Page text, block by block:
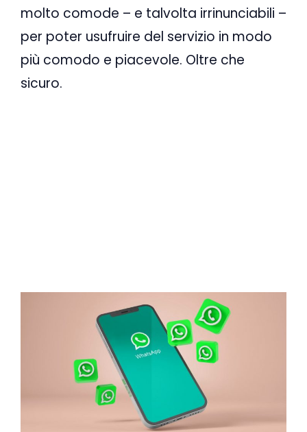
molto comode – e talvolta irrinunciabili –
per poter usufruire del servizio in modo
più comodo e piacevole. Oltre che
sicuro.